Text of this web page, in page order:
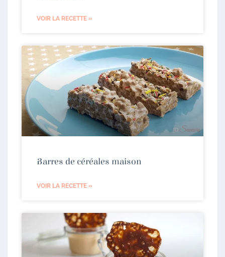
VOIR LA RECETTE »
Barres de céréales maison
VOIR LA RECETTE »